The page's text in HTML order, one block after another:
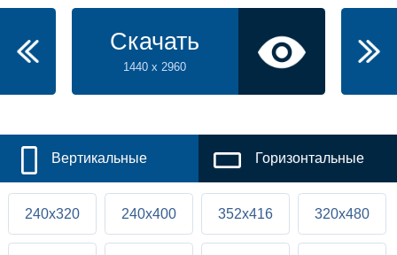
Скачать
1440 x 2960
Вертикальные Горизонтальные
240x320 240x400 352x416 320x480